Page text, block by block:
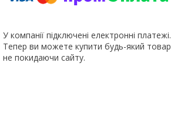
У компанії підключені електронні платежі.
Тепер ви можете купити будь-який товар
не покидаючи сайту.